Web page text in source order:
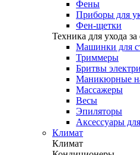
Фены
Приборы для
Фен-щетки
Техника для ухода за
Машинки для
Триммеры
Бритвы
Маникюрные
Массажеры
Весы
Эпиляторы
Аксессуары
Климат
Климат